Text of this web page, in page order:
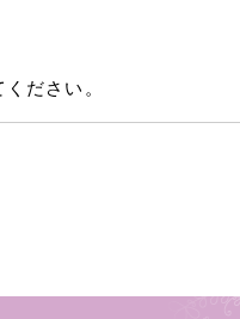
ださい。